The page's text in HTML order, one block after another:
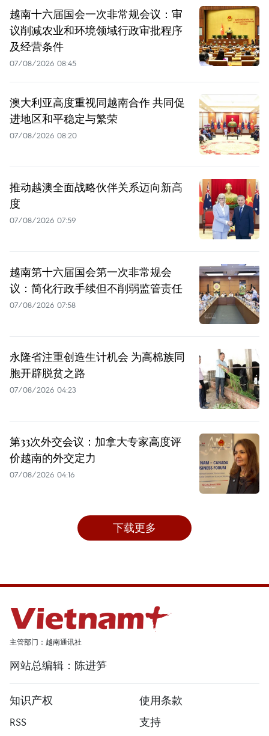
越南十六届国会一次非常规会议：审
议削减农业和环境领域行政审批程序
及经营条件
07/08/2026 08:45
澳大利亚高度重视同越南合作 共同促
进地区和平稳定与繁荣
07/08/2026 08:20
推动越澳全面战略伙伴关系迈向新高
度
07/08/2026 07:59
越南第十六届国会第一次非常规会
议：简化行政手续但不削弱监管责任
07/08/2026 07:58
永隆省注重创造生计机会 为高棉族同
胞开辟脱贫之路
07/08/2026 04:23
第33次外交会议：加拿大专家高度评
价越南的外交定力
07/08/2026 04:16
下载更多
主管部门：越南通讯社
网站总编辑：陈进笋
知识产权
使用条款
RSS
支持